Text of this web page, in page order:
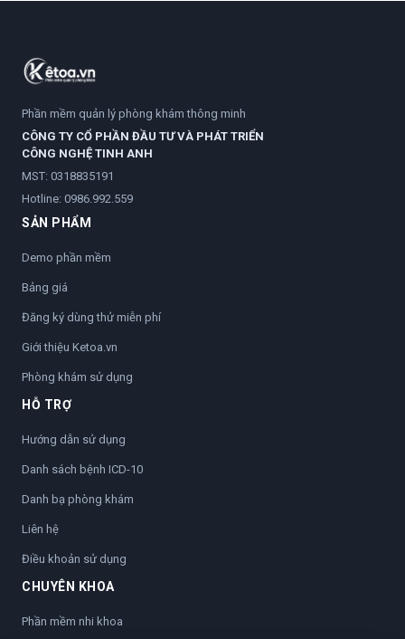
Phần mềm quản lý phòng khám thông minh
CÔNG TY CỔ PHẦN ĐẦU TƯ VÀ PHÁT TRIỂN
CÔNG NGHỆ TINH ANH
MST: 0318835191
Hotline: 0986.992.559
SẢN PHẨM
Demo phần mềm
Bảng giá
Đăng ký dùng thử miễn phí
Giới thiệu Ketoa.vn
Phòng khám sử dụng
HỖ TRỢ
Hướng dẫn sử dụng
Danh sách bệnh ICD-10
Danh bạ phòng khám
Liên hệ
Điều khoản sử dụng
CHUYÊN KHOA
Phần mềm nhi khoa